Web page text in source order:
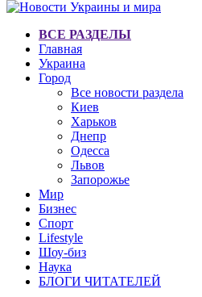
ВСЕ РАЗДЕЛЫ
Главная
Украина
Город
Все новости раздела
Киев
Харьков
Днепр
Одесса
Львов
Запорожье
Мир
Бизнес
Спорт
Lifestyle
Шоу-биз
Наука
БЛОГИ ЧИТАТЕЛЕЙ